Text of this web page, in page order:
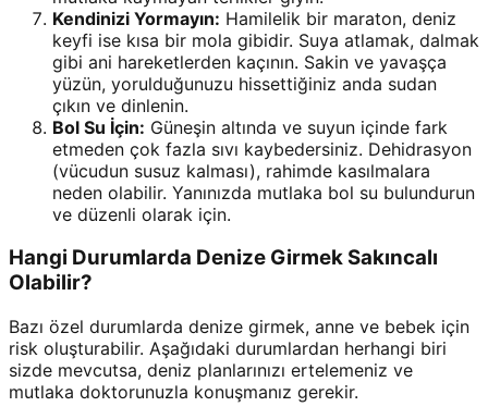
Kendinizi Yormayın: Hamilelik bir maraton, deniz
keyfi ise kısa bir mola gibidir. Suya atlamak, dalmak
gibi ani hareketlerden kaçının. Sakin ve yavaşça
yüzün, yorulduğunuzu hissettiğiniz anda sudan
çıkın ve dinlenin.
Bol Su İçin: Güneşin altında ve suyun içinde fark
etmeden çok fazla sıvı kaybedersiniz. Dehidrasyon
(vücudun susuz kalması), rahimde kasılmalara
neden olabilir. Yanınızda mutlaka bol su bulundurun
ve düzenli olarak için.
Hangi Durumlarda Denize Girmek Sakıncalı
Olabilir?
Bazı özel durumlarda denize girmek, anne ve bebek için
risk oluşturabilir. Aşağıdaki durumlardan herhangi biri
sizde mevcutsa, deniz planlarınızı ertelemeniz ve
mutlaka doktorunuzla konuşmanız gerekir.